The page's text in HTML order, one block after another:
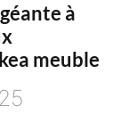
à
meuble